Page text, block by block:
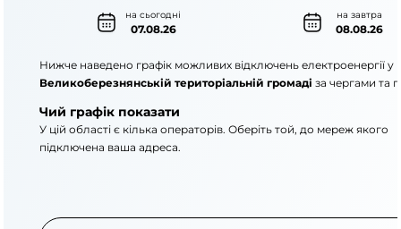
на сьогодні
07.08.26
на завтра
08.08.26
Нижче наведено графік можливих відключень електроенергії у
Великоберезнянській територіальній громаді за чергами та
Чий графік показати
У цій області є кілька операторів. Оберіть той, до мереж якого
підключена ваша адреса.